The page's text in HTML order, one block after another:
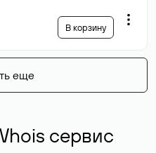
В корзину
еще
сервис